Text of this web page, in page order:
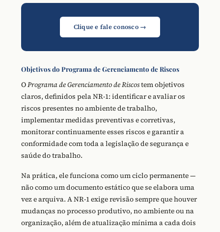
Clique e fale conosco →
Objetivos do Programa de Gerenciamento de Riscos
OPrograma de Gerenciamento de Riscostem objetivos
claros, definidos pela NR-1: identificar e avaliar os
riscos presentes no ambiente de trabalho,
implementar medidas preventivas e corretivas,
monitorar continuamente esses riscos e garantir a
conformidade com toda a legislação de segurança e
saúde do trabalho.
Na prática, ele funciona como um ciclo permanente —
não como um documento estático que se elabora uma
vez e arquiva. A NR-1 exige revisão sempre que houver
mudanças no processo produtivo, no ambiente ou na
organização, além de atualização mínima a cada dois